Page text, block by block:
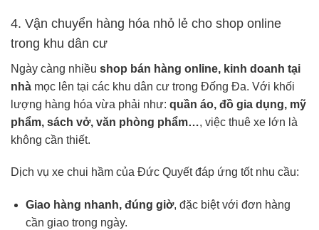
4. Vận chuyển hàng hóa nhỏ lẻ cho shop online
trong khu dân cư
Ngày càng nhiều shop bán hàng online, kinh doanh tại
nhà mọc lên tại các khu dân cư trong Đống Đa. Với khối
lượng hàng hóa vừa phải như: quần áo, đồ gia dụng, mỹ
phẩm, sách vở, văn phòng phẩm…, việc thuê xe lớn là
không cần thiết.
Dịch vụ xe chui hầm của Đức Quyết đáp ứng tốt nhu cầu:
Giao hàng nhanh, đúng giờ, đặc biệt với đơn hàng
cần giao trong ngày.